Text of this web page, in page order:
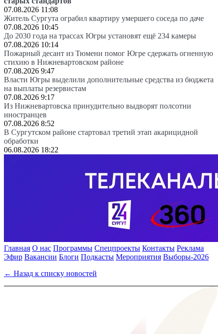
07.08.2026 11:08
Житель Сургута ограбил квартиру умершего соседа по даче
07.08.2026 10:45
До 2030 года на трассах Югры установят ещё 234 камеры
07.08.2026 10:14
Пожарный десант из Тюмени помог Югре сдержать огненную
стихию в Нижневартовском районе
07.08.2026 9:47
Власти Югры выделили дополнительные средства из бюджета
на выплаты резервистам
07.08.2026 9:17
Из Нижневартовска принудительно выдворят полсотни
иностранцев
07.08.2026 8:52
В Сургутском районе стартовал третий этап акарицидной
обработки
06.08.2026 18:22
Главная О нас Программы Спецпроекты Контакты Реклама
Эфир Вакансии Блоги Подкасты Мероприятия Выборы-2026
← Назад к списку новостей